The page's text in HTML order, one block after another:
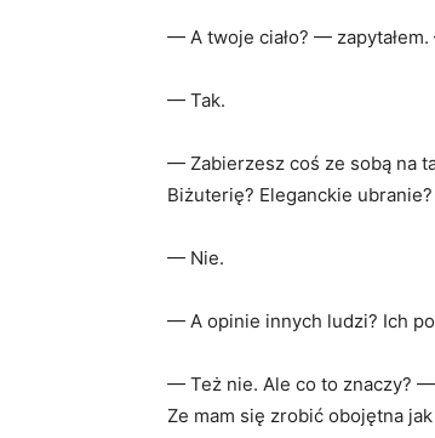
— A twoje ciało? —
— Tak.
— Zabierzesz coś ze sobą na
Biżuterię? Eleganckie ubranie?
— Nie.
— A opinie innych ludzi? Ich
— Też nie. Ale co to znaczy?
Ze mam się zrobić obojętna